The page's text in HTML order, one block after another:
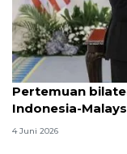
Pertemuan
Indonesia-
4 Juni 2026